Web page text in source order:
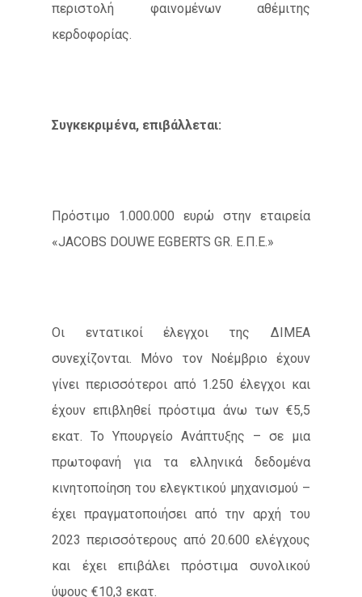
περιστολή φαινομένων αθέμιτης
κερδοφορίας.
Συγκεκριμένα, επιβάλλεται:
Πρόστιμο 1.000.000 ευρώ στην εταιρεία
«JACOBS DOUWE EGBERTS GR. Ε.Π.Ε.»
Οι εντατικοί έλεγχοι της ΔΙΜΕΑ
συνεχίζονται. Μόνο τον Νοέμβριο έχουν
γίνει περισσότεροι από 1.250 έλεγχοι και
έχουν επιβληθεί πρόστιμα άνω των €5,5
εκατ. Το Υπουργείο Ανάπτυξης – σε μια
πρωτοφανή για τα ελληνικά δεδομένα
κινητοποίηση του ελεγκτικού μηχανισμού –
έχει πραγματοποιήσει από την αρχή του
2023 περισσότερους από 20.600 ελέγχους
και έχει επιβάλει πρόστιμα συνολικού
ύψους €10,3 εκατ.